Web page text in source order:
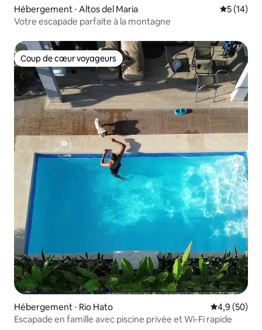
Hébergement ⋅ Altos del Maria
5 (14)
Votre escapade parfaite à la montagne
Coup de cœur voyageurs
Coup de cœur voyageurs
Hébergement ⋅ Rio Hato Évaluation
4,9 (50)
Escapade en famille avec piscine privée et Wi-Fi rapide